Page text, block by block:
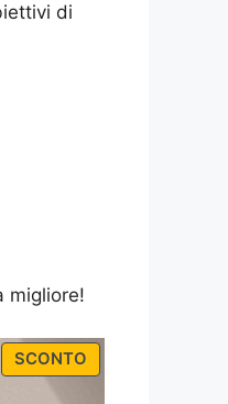
di
migliore!
SCONTOPRODUCT
ON